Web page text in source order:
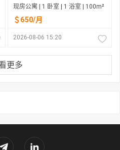
现房公寓 | 1 卧室 | 1 浴室 | 100m²
＄650/月
2026-08-06 15:20
更多